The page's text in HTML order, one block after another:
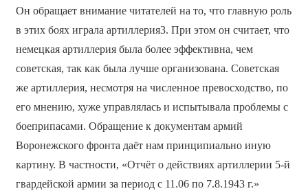
Он обращает внимание читателей на то, что главную роль
в этих боях играла артиллерия3. При этом он считает, что
немецкая артиллерия была более эффективна, чем
советская, так как была лучше организована. Советская
же артиллерия, несмотря на численное превосходство, по
его мнению, хуже управлялась и испытывала проблемы с
боеприпасами. Обращение к документам армий
Воронежского фронта даёт нам принципиально иную
картину. В частности, «Отчёт о действиях артиллерии 5-й
гвардейской армии за период с 11.06 по 7.8.1943 г.»